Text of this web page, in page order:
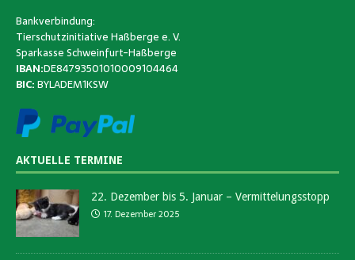
Bankverbindung:
Tierschutzinitiative Haßberge e. V.
Sparkasse Schweinfurt-Haßberge
IBAN:DE84793501010009104464
BIC:BYLADEM1KSW
AKTUELLE TERMINE
22. Dezember bis 5. Januar – Vermittelungsstopp
17. Dezember 2025